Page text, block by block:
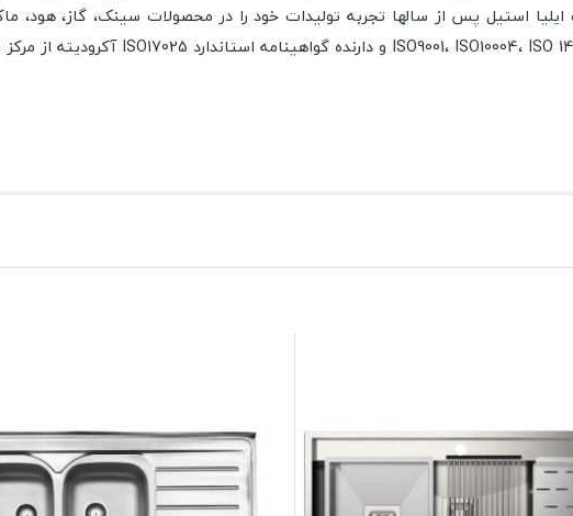
ایلیا استیل پس از سالها تجربه تولیدات خود را در محصولات سینک، گاز، هود،